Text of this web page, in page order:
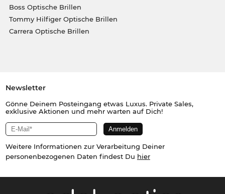
Boss Optische Brillen
Tommy Hilfiger Optische Brillen
Carrera Optische Brillen
Newsletter
Gönne Deinem Posteingang etwas Luxus. Private Sales,
exklusive Aktionen und mehr warten auf Dich!
Weitere Informationen zur Verarbeitung Deiner
personenbezogenen Daten findest Du hier